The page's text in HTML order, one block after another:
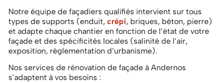
Notre équipe de façadiers qualifiés intervient sur tous
types de supports (enduit, crépi, briques, béton, pierre)
et adapte chaque chantier en fonction de l’état de votre
façade et des spécificités locales (salinité de l’air,
exposition, réglementation d’urbanisme).
Nos services de rénovation de façade à Andernos
s’adaptent à vos besoins :